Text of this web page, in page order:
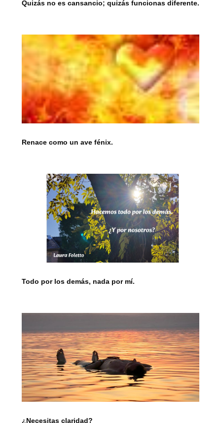
Quizás no es cansancio; quizás funcionas diferente.
Renace como un ave fénix.
Todo por los demás, nada por mí.
¿Necesitas claridad?